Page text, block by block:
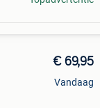
€ 69,95
Vandaag